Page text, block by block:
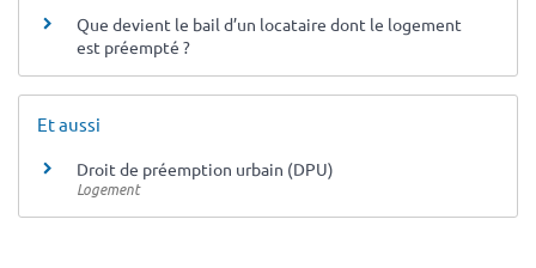
Que devient le bail d’un locataire dont le logement
est préempté ?
Et aussi
Droit de préemption urbain (DPU)
Logement